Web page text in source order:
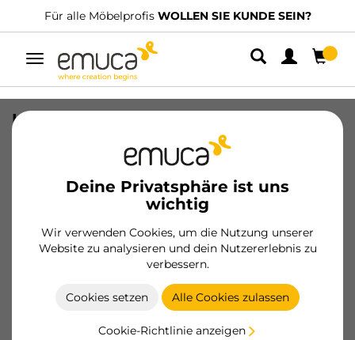
Für alle Möbelprofis WOLLEN SIE KUNDE SEIN?
Umschaltbare
Navigation
Deine Privatsphäre ist uns
wichtig
Wir verwenden Cookies, um die Nutzung unserer
Website zu analysieren und dein Nutzererlebnis zu
verbessern.
Cookies setzen Alle Cookies zulassen
Cookie-Richtlinie anzeigen
Lot Zubehör Plasline für Endkappen
für Küchenmöbel, Kunststoff, Grau
Wesentliche Produkte
Werden Sie Kunde
Produktblatt